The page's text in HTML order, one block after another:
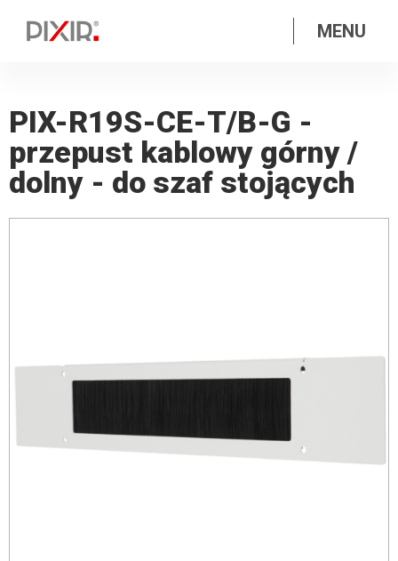
MENU
PIX-R19S-CE-T/B-G -
przepust kablowy górny /
dolny - do szaf stojących